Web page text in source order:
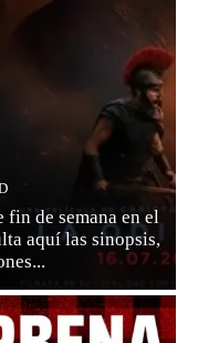
fin de semana en el
aquí las sinopsis,